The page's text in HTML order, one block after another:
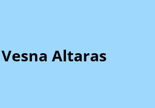
Altaras